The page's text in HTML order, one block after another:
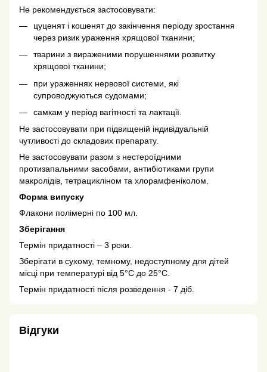
Не рекомендується застосовувати:
цуценят і кошенят до закінчення періоду зростання
через ризик ураження хрящової тканини;
тварини з вираженими порушеннями розвитку
хрящової тканини;
при ураженнях нервової системи, які
супроводжуються судомами;
самкам у період вагітності та лактації.
Не застосовувати при підвищеній індивідуальній
чутливості до складових препарату.
Не застосовувати разом з нестероїдними
протизапальними засобами, антибіотиками групи
макролідів, тетрацикліном та хлорамфеніколом.
Форма випуску
Флакони полімерні по 100 мл.
Зберігання
Термін придатності – 3 роки.
Зберігати в сухому, темному, недоступному для дітей
місці при температурі від 5°С до 25°С.
Термін придатності після розведення - 7 діб.
Відгуки